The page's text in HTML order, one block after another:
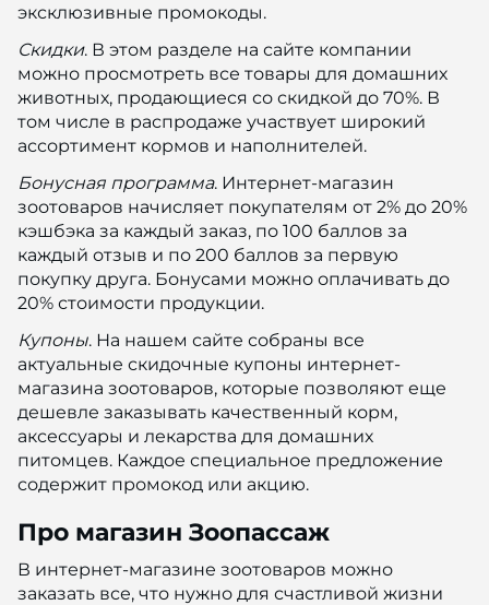
эксклюзивные промокоды.
Скидки. В этом разделе на сайте компании
можно просмотреть все товары для домашних
животных, продающиеся со скидкой до 70%. В
том числе в распродаже участвует широкий
ассортимент кормов и наполнителей.
Бонусная программа. Интернет-магазин
зоотоваров начисляет покупателям от 2% до 20%
кэшбэка за каждый заказ, по 100 баллов за
каждый отзыв и по 200 баллов за первую
покупку друга. Бонусами можно оплачивать до
20% стоимости продукции.
Купоны. На нашем сайте собраны все
актуальные скидочные купоны интернет-
магазина зоотоваров, которые позволяют еще
дешевле заказывать качественный корм,
аксессуары и лекарства для домашних
питомцев. Каждое специальное предложение
содержит промокод или акцию.
Про магазин Зоопассаж
В интернет-магазине зоотоваров можно
заказать все, что нужно для счастливой жизни